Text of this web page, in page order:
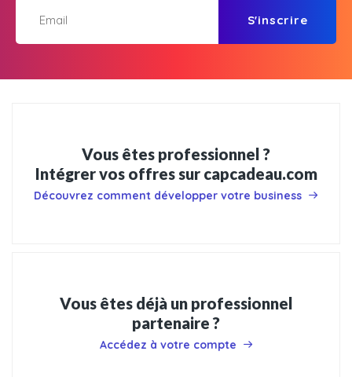
S'inscrire
Vous êtes professionnel ?
Intégrer vos offres sur capcadeau.com
Découvrez comment développer votre business
Vous êtes déjà un professionnel
partenaire ?
Accédez à votre compte